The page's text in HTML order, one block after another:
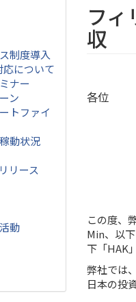
制度導入
応について
ナー
ン
トファイ
動状況
リース
動
フ
収
各位
この度、
Min、以
下「HAK
弊社では
日本の投